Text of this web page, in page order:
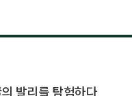
발리를 탐험하다